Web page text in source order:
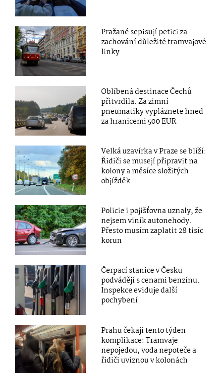
Pražané sepisují petici za
zachování důležité tramvajové
linky
Oblíbená destinace Čechů
přitvrdila. Za zimní
pneumatiky vypláznete hned
za hranicemi 500 EUR
Velká uzavírka v Praze se blíží:
Řidiči se musejí připravit na
kolony a měsíce složitých
objížděk
Policie i pojišťovna uznaly, že
nejsem viník autonehody.
Přesto musím zaplatit 28 tisíc
korun
Čerpací stanice v Česku
podvádějí s cenami benzínu.
Inspekce eviduje další
pochybení
Prahu čekají tento týden
komplikace: Tramvaje
nepojedou, voda nepoteče a
řidiči uvíznou v kolonách